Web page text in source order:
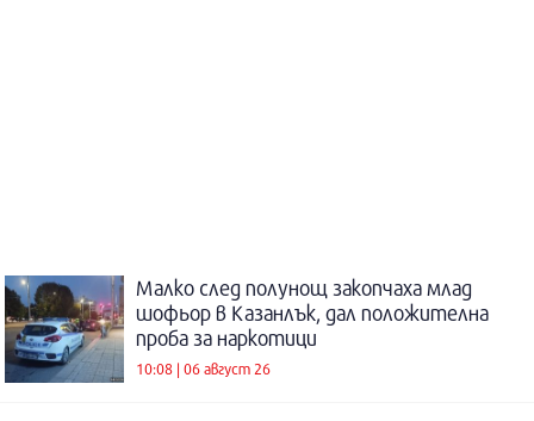
Малко след полунощ закопчаха млад
шофьор в Казанлък, дал положителна
проба за наркотици
10:08 | 06 август 26